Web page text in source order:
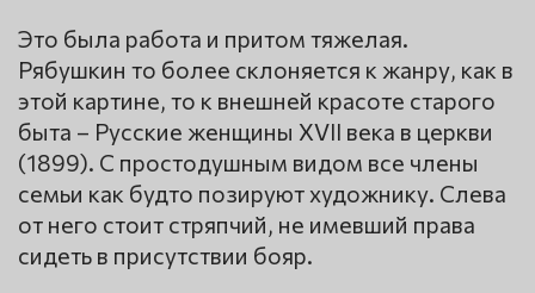
Это была работа и притом тяжелая.
Рябушкин то более склоняется к жанру, как в
этой картине, то к внешней красоте старого
быта – Русские женщины XVII века в церкви
(1899). С простодушным видом все члены
семьи как будто позируют художнику. Слева
от него стоит стряпчий, не имевший права
сидеть в присутствии бояр.